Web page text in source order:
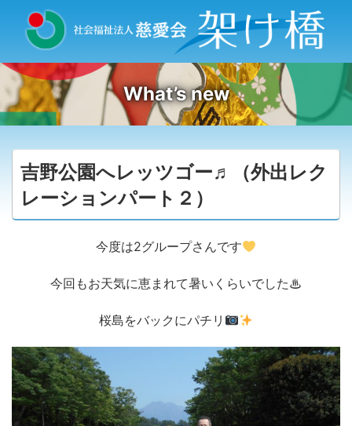
What’s new
吉野公園へレッツゴー♬（外出レク
レーションパート２）
今度は2グループさんです
今回もお天気に恵まれて暑いくらいでした♨
桜島をバックにパチリ